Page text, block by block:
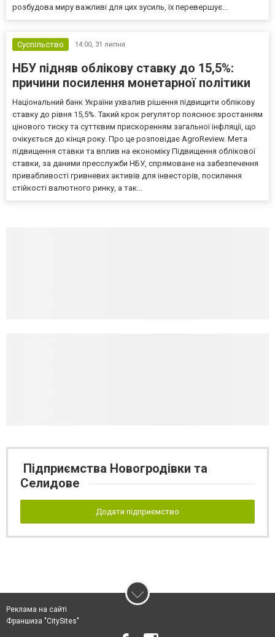
розбудова миру важливі для цих зусиль, їх перевершує...
Суспільство 14:00, 31 липня
НБУ підняв облікову ставку до 15,5%:
причини посилення монетарної політики
Національний банк України ухвалив рішення підвищити облікову
ставку до рівня 15,5%. Такий крок регулятор пояснює зростанням
цінового тиску та суттєвим прискоренням загальної інфляції, що
очікується до кінця року. Про це розповідає AgroReview. Мета
підвищення ставки та вплив на економіку Підвищення облікової
ставки, за даними пресслужби НБУ, спрямоване на забезпечення
привабливості гривневих активів для інвесторів, посилення
стійкості валютного ринку, а так...
Підприємства Новогродівки та
Селидове
Додати підприємство
Реклама на сайті
Франшиза "CitySites"